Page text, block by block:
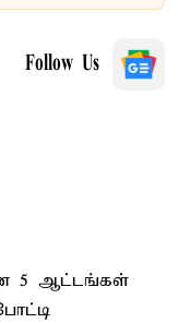
Follow Us
5 ஆட்டங்கள்